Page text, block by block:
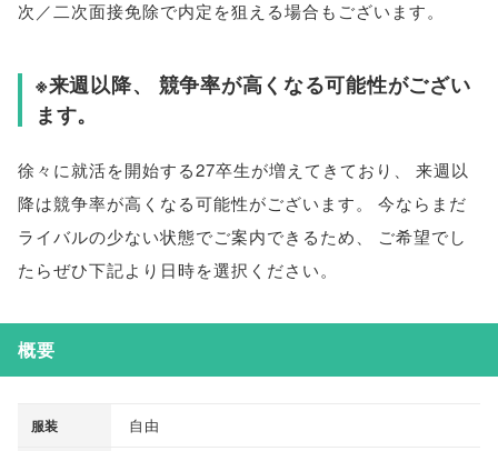
次／二次面接免除で内定を狙える場合もございます。
※来週以降、
競争率が高くなる可能性がござい
ます。
徐々に就活を開始する27卒生が増えてきており
来週以
降は競争率が高くなる可能性がございます。
今ならまだ
ライバルの少ない状態でご案内できるため
ご希望でし
たらぜひ下記より日時を選択ください。
概要
服装 自由